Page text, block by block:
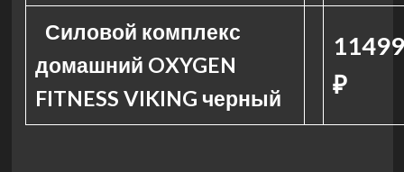
Силовой комплекс
домашний OXYGEN
FITNESS VIKING черный
₽